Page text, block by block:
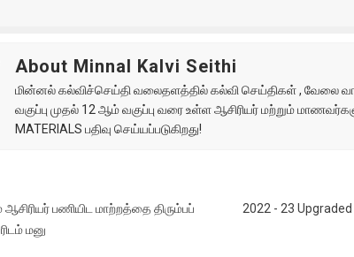
About Minnal Kalvi Seithi
மின்னல் கல்விச்செய்தி வலைதளத்தில் கல்வி செய்திகள் , வேலை
வகுப்பு முதல் 12 ஆம் வகுப்பு வரை உள்ள ஆசிரியர் மற்றும்
MATERIALS பதிவு செய்யப்படுகிறது!
பணியிட மாற்றத்தை திரும்பப்
மனு
2022 - 23